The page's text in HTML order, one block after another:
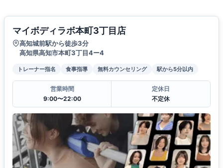
マイボディラボ本町3丁目店
高知城前駅から徒歩3分
高知県高知市本町3丁目4ー4
トレーナー指名 食事指導 無料カウンセリング 駅から5分以内
営業時間
9:00〜22:00
定休日
不定休